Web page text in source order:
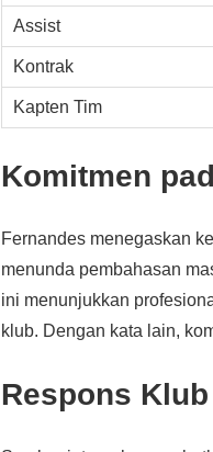
Assist
Kontrak
Kapten Tim
Komitmen
Fernandes menegaskan
menunda pembahasan
ini menunjukkan
klub. Dengan kata lain,
Respons